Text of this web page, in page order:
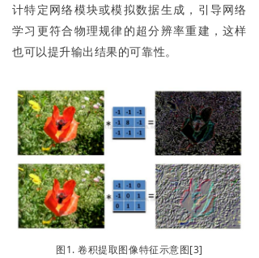
计特定网络模块或模拟数据生成，引导网络
学习更符合物理规律的超分辨率重建，这样
也可以提升输出结果的可靠性。
图1. 卷积提取图像特征示意图[3]